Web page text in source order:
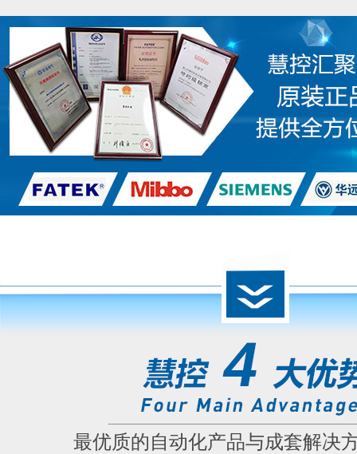
最优质的自动化产品与成套解决